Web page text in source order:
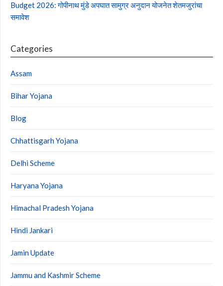
Budget 2026: गोपीनाथ मुंडे अपघात सामुग्र अनुदान योजनेत शेतमजुरांचा
समावेश
Categories
Assam
Bihar Yojana
Blog
Chhattisgarh Yojana
Delhi Scheme
Haryana Yojana
Himachal Pradesh Yojana
Hindi Jankari
Jamin Update
Jammu and Kashmir Scheme